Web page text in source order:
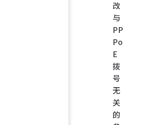
改
与
PP
Po
E
拨
号
无
关
的